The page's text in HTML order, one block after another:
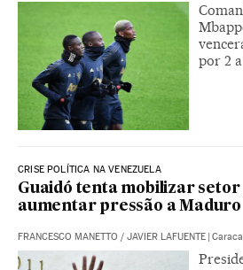
por 2
CRISE POLÍTICA NA VENEZUELA
Guaidó tenta mobilizar
aumentar pressão a Maduro
FRANCESCO MANETTO / JAVIER LAFUENTE |